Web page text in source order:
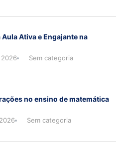
Ativa e Engajante na
Sem categoria
no ensino de matemática
Sem categoria